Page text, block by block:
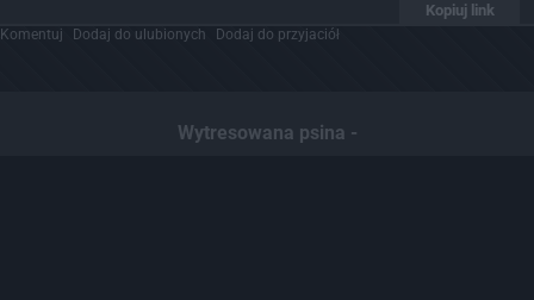
Kopiuj link
Komentuj Dodaj do ulubionych Dodaj do przyjaciół
Wytresowana psina -